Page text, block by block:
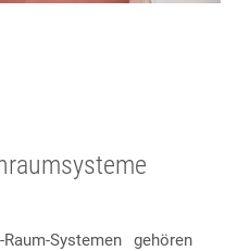
Systemen gehören